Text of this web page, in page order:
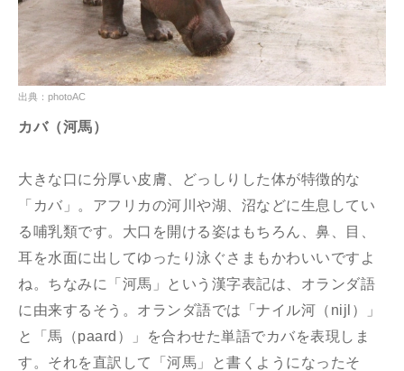
出典：photoAC
カバ（河馬）
大きな口に分厚い皮膚、どっしりした体が特徴的な
「カバ」。アフリカの河川や湖、沼などに生息してい
る哺乳類です。大口を開ける姿はもちろん、鼻、目、
耳を水面に出してゆったり泳ぐさまもかわいいですよ
ね。ちなみに「河馬」という漢字表記は、オランダ語
に由来するそう。オランダ語では「ナイル河（nijl）」
と「馬（paard）」を合わせた単語でカバを表現しま
す。それを直訳して「河馬」と書くようになったそ